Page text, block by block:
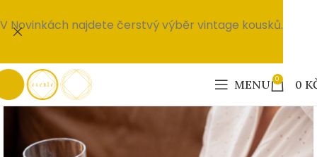
MENU 0 0
V Novinkách najdete čerstvý výběr vintage kousků.